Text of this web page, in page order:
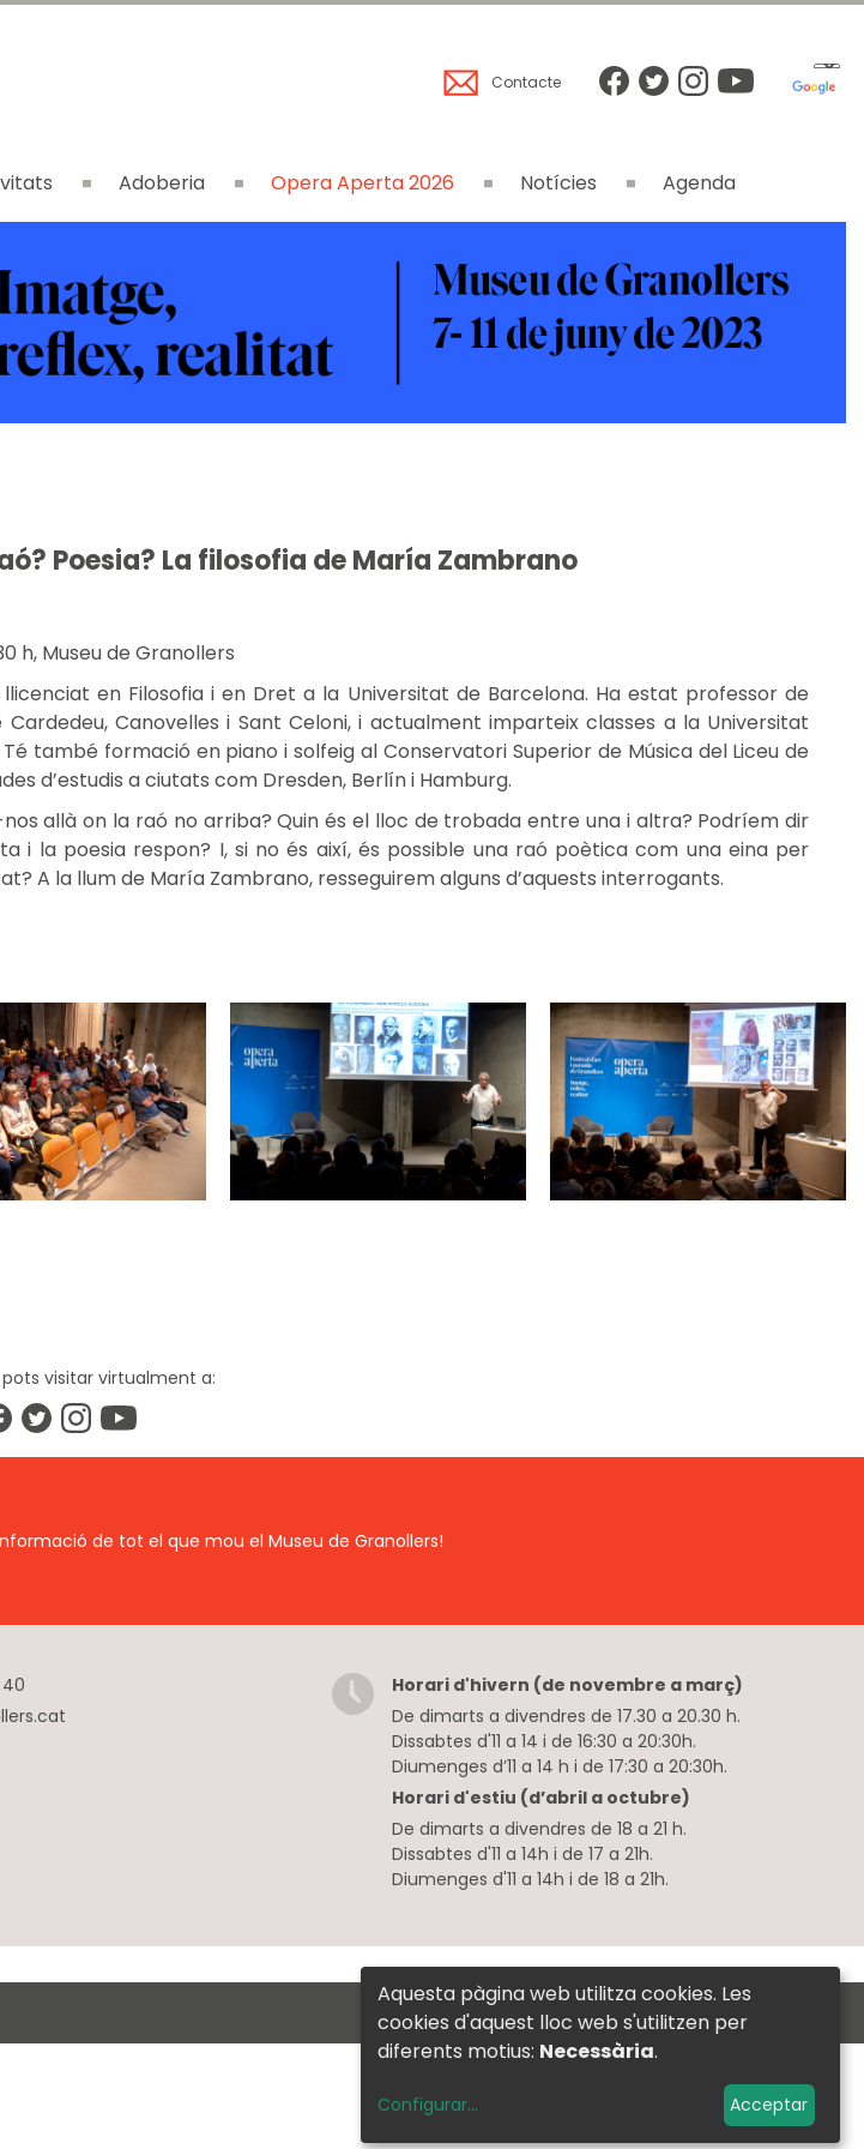
Contacte
Adoberia Opera Aperta 2026 Notícies Agenda
Poesia? La filosofia de María Zambrano
h, Museu de Granollers
en Filosofia i en Dret a la Universitat de Barcelona. Ha estat professor de
Canovelles i Sant Celoni, i actualment imparteix classes a la Universitat
també formació en piano i solfeig al Conservatori Superior de Música del Liceu de
d’estudis a ciutats com Dresden, Berlín i Hamburg.
allà on la raó no arriba? Quin és el lloc de trobada entre una i altra? Podríem dir
i la poesia respon? I, si no és així, és possible una raó poètica com una eina per
A la llum de María Zambrano, resseguirem alguns d’aquests interrogants.
visitar virtualment a:
de tot el que mou el Museu de Granollers!
Horari d'hivern (de novembre a març)
De dimarts a divendres de 17.30 a 20.30 h.
Dissabtes d'11 a 14 i de 16:30 a 20:30h.
Diumenges d’11 a 14 h i de 17:30 a 20:30h.
Horari d'estiu (d’abril a octubre)
De dimarts a divendres de 18 a 21 h.
Dissabtes d'11 a 14h i de 17 a 21h.
Diumenges d'11 a 14h i de 18 a 21h.
with at Perception Technologies
Aquesta pàgina web utilitza cookies. Les
cookies d'aquest lloc web s'utilitzen per
diferents motius: Necessària.
Configurar... Acceptar